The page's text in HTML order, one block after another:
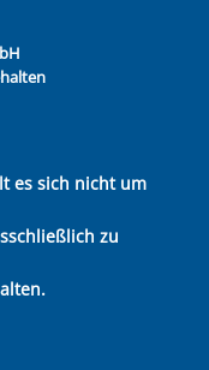
es sich nicht um
zu